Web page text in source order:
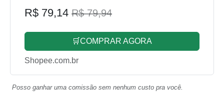
R$ 79,14 R$ 79,94
🛒COMPRAR AGORA
Shopee.com.br
Posso ganhar uma comissão sem nenhum custo pra você.